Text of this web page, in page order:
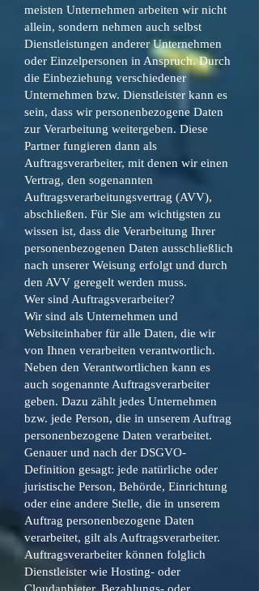
meisten Unternehmen arbeiten wir nicht
allein, sondern nehmen auch selbst
Dienstleistungen anderer Unternehmen
oder Einzelpersonen in Anspruch. Durch
die Einbeziehung verschiedener
Unternehmen bzw. Dienstleister kann es
sein, dass wir personenbezogene Daten
zur Verarbeitung weitergeben. Diese
Partner fungieren dann als
Auftragsverarbeiter, mit denen wir einen
Vertrag, den sogenannten
Auftragsverarbeitungsvertrag (AVV),
abschließen. Für Sie am wichtigsten zu
wissen ist, dass die Verarbeitung Ihrer
personenbezogenen Daten ausschließlich
nach unserer Weisung erfolgt und durch
den AVV geregelt werden muss.
Wer sind Auftragsverarbeiter?
Wir sind als Unternehmen und
Websiteinhaber für alle Daten, die wir
von Ihnen verarbeiten verantwortlich.
Neben den Verantwortlichen kann es
auch sogenannte Auftragsverarbeiter
geben. Dazu zählt jedes Unternehmen
bzw. jede Person, die in unserem Auftrag
personenbezogene Daten verarbeitet.
Genauer und nach der DSGVO-
Definition gesagt: jede natürliche oder
juristische Person, Behörde, Einrichtung
oder eine andere Stelle, die in unserem
Auftrag personenbezogene Daten
verarbeitet, gilt als Auftragsverarbeiter.
Auftragsverarbeiter können folglich
Dienstleister wie Hosting- oder